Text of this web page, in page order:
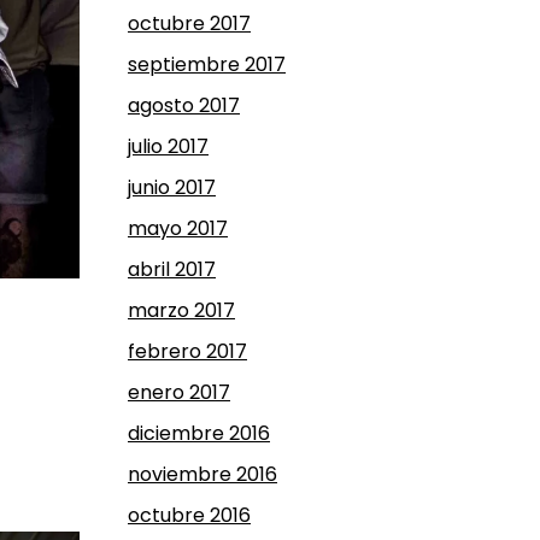
octubre 2017
septiembre 2017
agosto 2017
julio 2017
junio 2017
mayo 2017
abril 2017
marzo 2017
febrero 2017
enero 2017
diciembre 2016
noviembre 2016
octubre 2016